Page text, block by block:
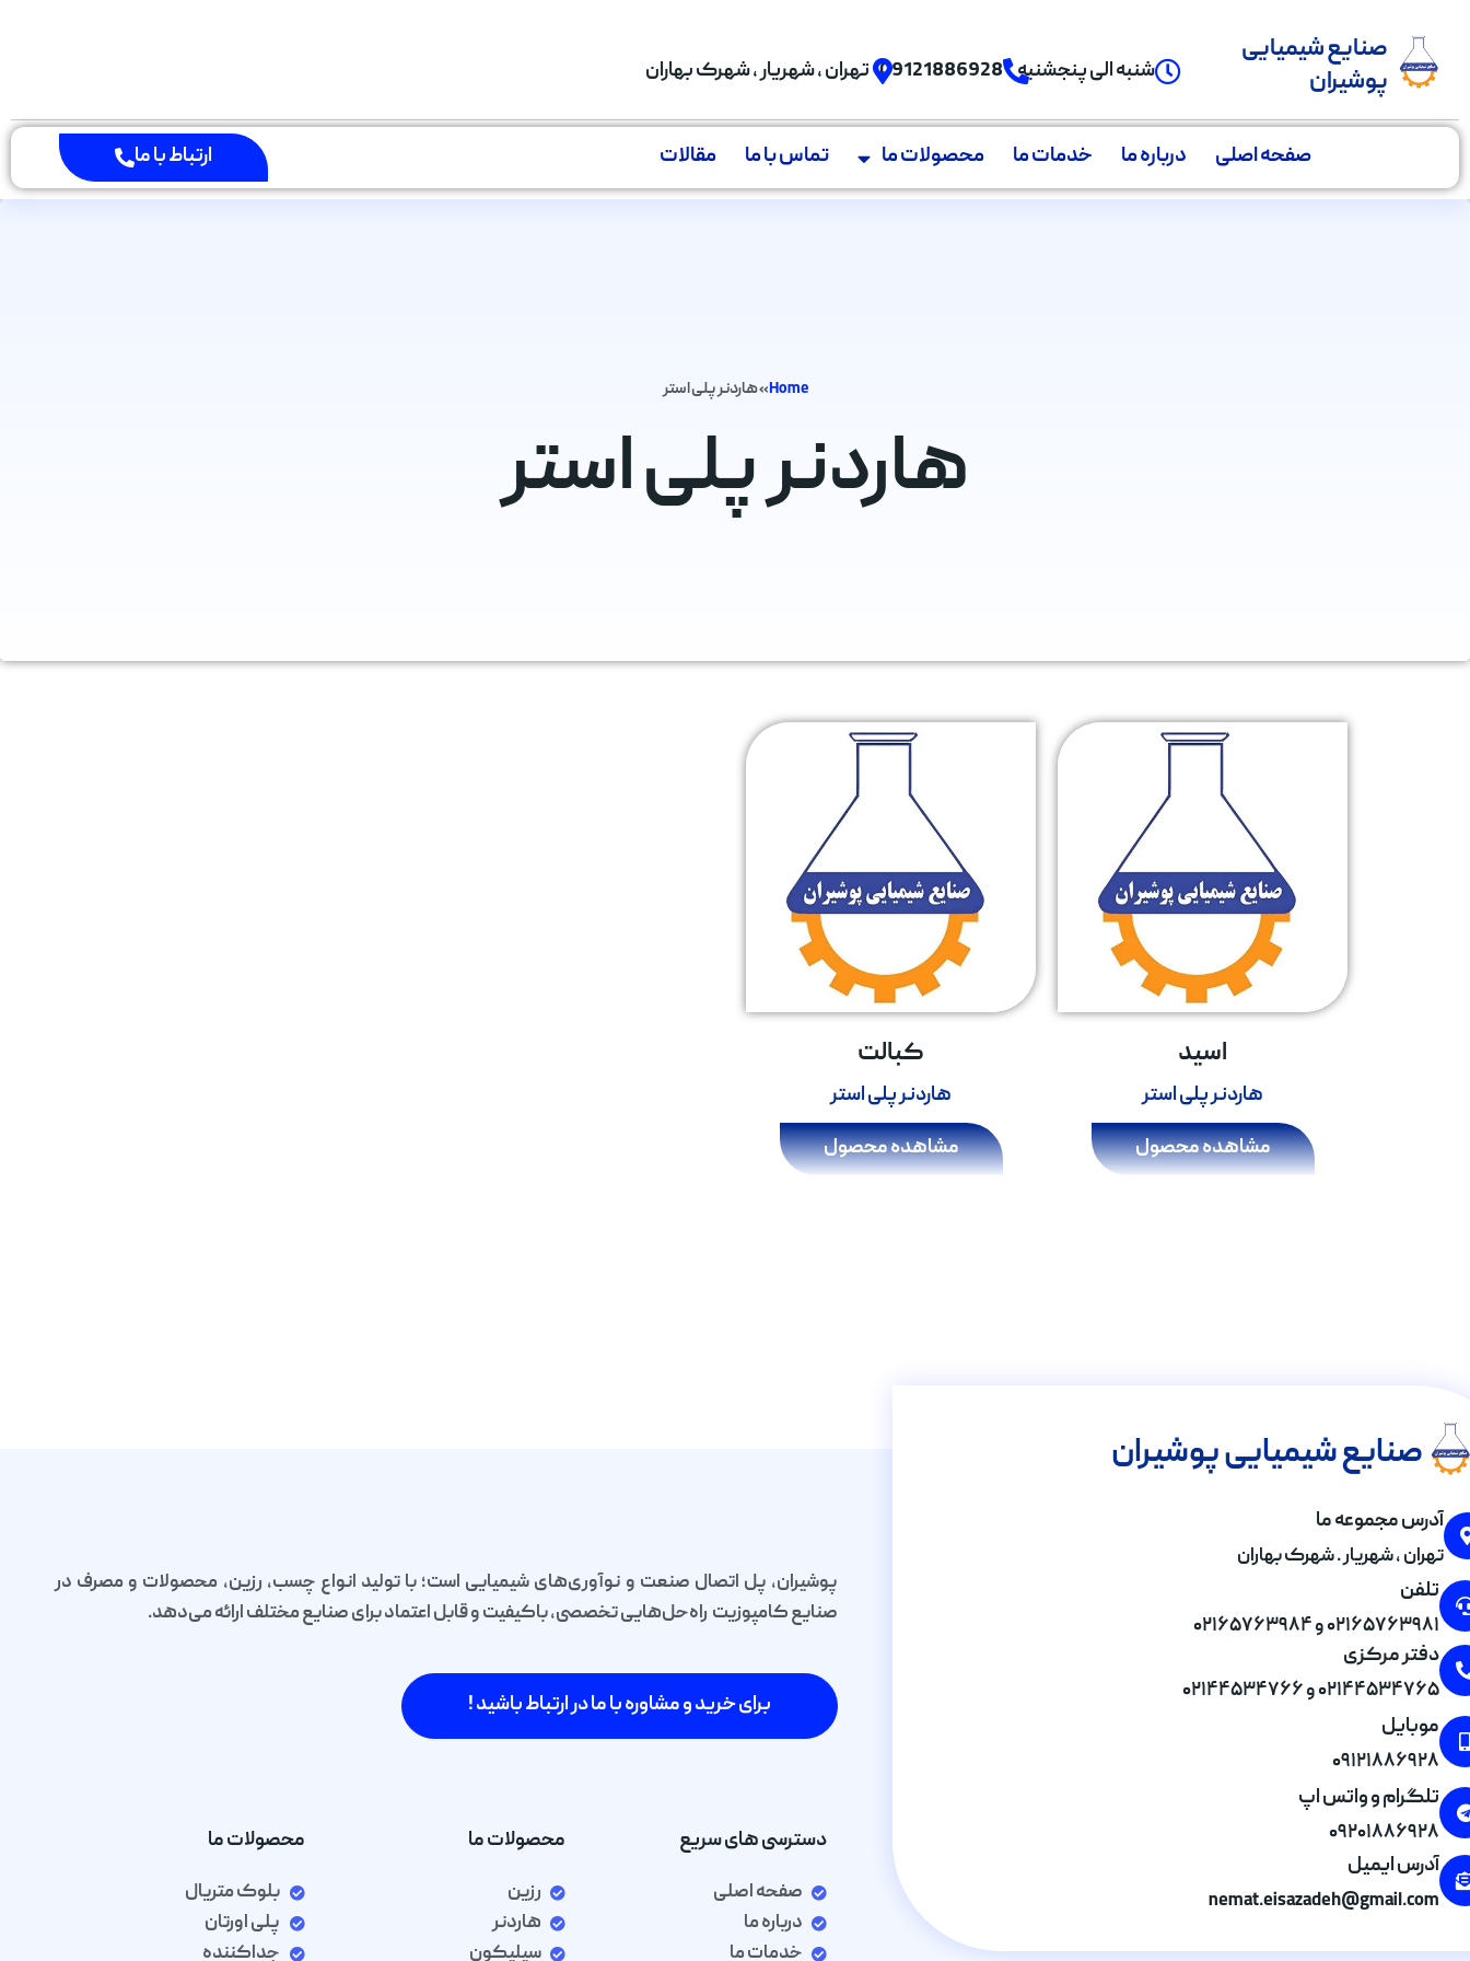
صنایع شیمیایی
پوشیران
شنبه الی پنجشنبه 09121886928 تهران , شهریار , شهرک بهاران
صفحه اصلی درباره ما خدمات ما محصولات ما تماس با ما مقالات ارتباط با ما
Home
»هاردنر پلی استر
هاردنر پلی استر
اسید
هاردنر پلی استر
مشاهده محصول
کبالت
هاردنر پلی استر
مشاهده محصول
صنایع شیمیایی پوشیران
آدرس مجموعه ما
تهران , شهریار . شهرک بهاران
تلفن
۰۲۱۶۵۷۶۳۹۸۱ و ۰۲۱۶۵۷۶۳۹۸۴
دفتر مرکزی
۰۲۱۴۴۵۳۴۷۶۵ و ۰۲۱۴۴۵۳۴۷۶۶
موبایل
۰۹۱۲۱۸۸۶۹۲۸
تلگرام و واتس اپ
۰۹۲۰۱۸۸۶۹۲۸
آدرس ایمیل
nemat.eisazadeh@gmail.com
پوشیران، پل اتصال صنعت و نوآوری‌های شیمیایی است؛ با تولید انواع چسب، رزین، محصولات و مصرف در
صنایع کامپوزیت راه‌حل‌هایی تخصصی، باکیفیت و قابل اعتماد برای صنایع مختلف ارائه می‌دهد.
برای خرید و مشاوره با ما در ارتباط باشید !
دسترسی های سریع
صفحه اصلی
درباره ما
خدمات ما
محصولات ما
رزین
هاردنر
سیلیکون
محصولات ما
بلوک متریال
پلی اورتان
جداکننده